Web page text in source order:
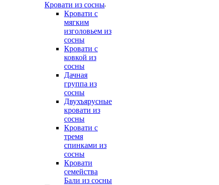
Кровати из сосны
Кровати с
мягким
изголовьем из
сосны
Кровати с
ковкой из
сосны
Дачная
группа из
сосны
Двухъярусные
кровати из
сосны
Кровати с
тремя
спинками из
сосны
Кровати
семейства
Бали из сосны